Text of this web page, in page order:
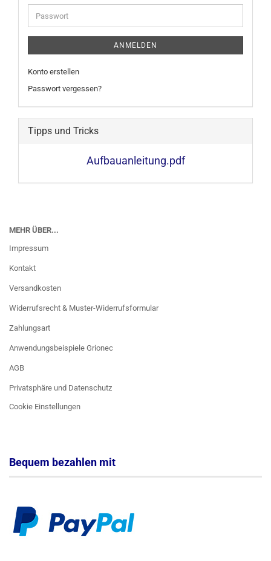
Adresse
Passwort
ANMELDEN
Konto erstellen
Passwort vergessen?
Tipps und Tricks
Aufbauanleitung.pdf
MEHR ÜBER...
Impressum
Kontakt
Versandkosten
Widerrufsrecht & Muster-Widerrufsformular
Zahlungsart
Anwendungsbeispiele Grionec
AGB
Privatsphäre und Datenschutz
Cookie Einstellungen
Bequem bezahlen mit